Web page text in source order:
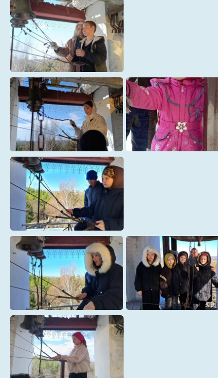
Троицкий (4)
Троицкий (7)
Троицкий (8)
Фомина (2)